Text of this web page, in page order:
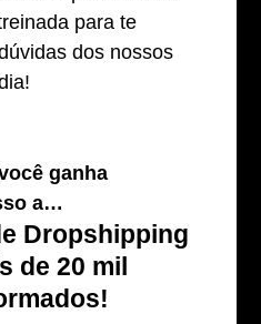
para te
dos nossos
ganha
a…
Dropshipping
de 20 mil